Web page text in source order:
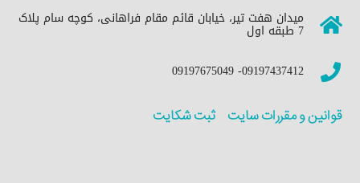
میدان هفت تیر، خیابان قائم مقام فراهانی، کوچه سام پلاک
7 طبقه اول
09197437412- 09197675049
قوانین و مقررات سایت ثبت شکایت